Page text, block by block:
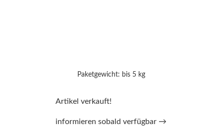
Paketgewicht: bis 5 kg
Artikel verkauft!
informieren sobald verfügbar →